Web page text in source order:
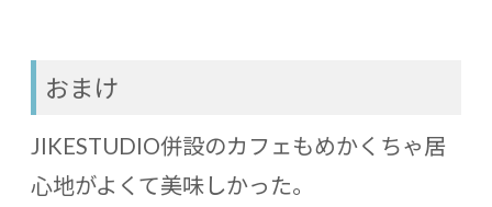
おまけ
JIKESTUDIO併設のカフェもめかくちゃ居
心地がよくて美味しかった。